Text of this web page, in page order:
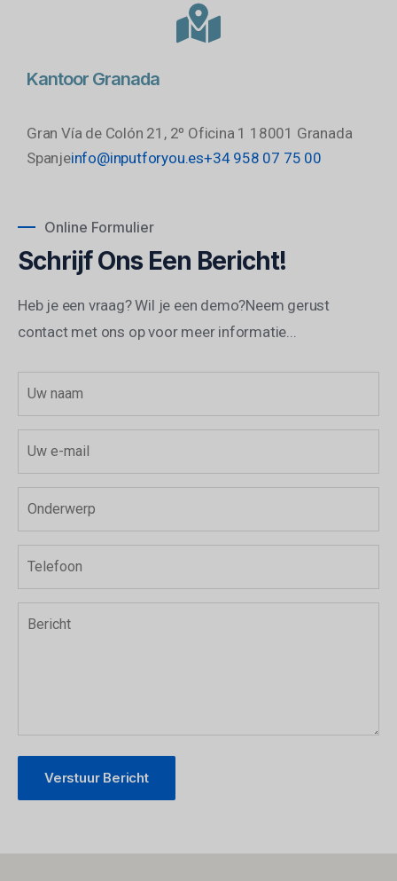
Kantoor Granada
Gran Vía de Colón 21, 2º Oficina 1 18001 Granada
Spanjeinfo@inputforyou.es+34 958 07 75 00
Online Formulier
Schrijf Ons Een Bericht!
Heb je een vraag?Wil je een demo?Neem gerust
contact met ons op voor meer informatie...